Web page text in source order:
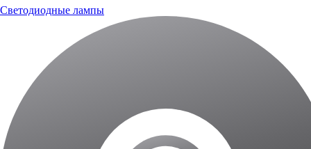
Светодиодные лампы